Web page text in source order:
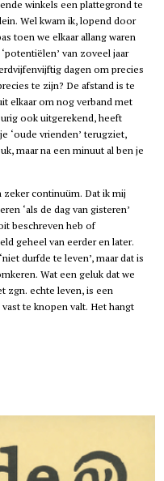
winkels een plattegrond te
Wel kwam ik, lopend door
toen we elkaar allang waren
van zoveel jaar
dagen om precies
te zijn? De afstand is te
elkaar om nog verband met
ook uitgerekend, heeft
‘oude vrienden’ terugziet,
maar na een minuut al ben je
continuüm. Dat ik mij
‘als de dag van gisteren’
beschreven heb of
geheel van eerder en later.
durfde te leven’, maar dat is
Wat een geluk dat we
zgn. echte leven, is een
te knopen valt. Het hangt